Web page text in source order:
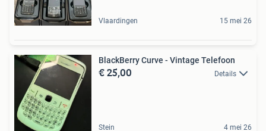
Vlaardingen 15 mei 26
BlackBerry Curve - Vintage Telefoon
€ 25,00 Details
Stein 4 mei 26